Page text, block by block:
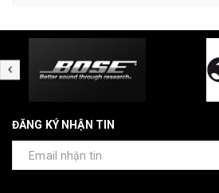
ĐĂNG KÝ NHẬN TIN